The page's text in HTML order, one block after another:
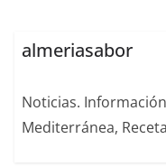
almeriasabor
Noticias.
Mediterránea,